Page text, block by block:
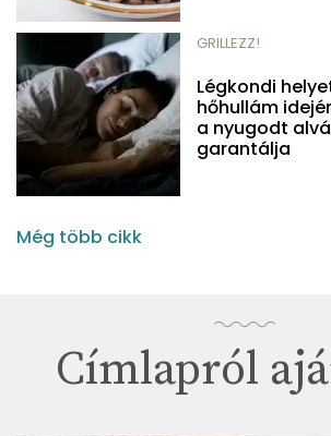
GRILLEZZ!
Légkondi
hőhullám
a nyugodt
garantálja
Még több cikk
Címlapról